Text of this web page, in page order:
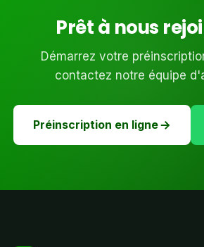
Prêt à nous
Démarrez votre
contactez notre équipe
Préinscription en ligne